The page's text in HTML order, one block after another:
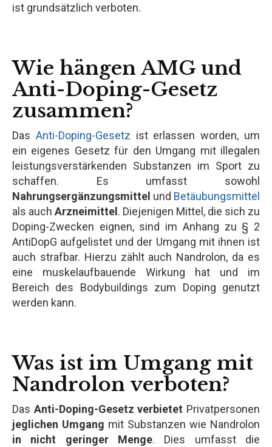
ist grundsätzlich verboten.
Wie hängen AMG und
Anti-Doping-Gesetz
zusammen?
Das Anti-Doping-Gesetz ist erlassen worden, um
ein eigenes Gesetz für den Umgang mit illegalen
leistungsverstärkenden Substanzen im Sport zu
schaffen. Es umfasst sowohl
Nahrungsergänzungsmittel und Betäubungsmittel
als auch Arzneimittel. Diejenigen Mittel, die sich zu
Doping-Zwecken eignen, sind im Anhang zu § 2
AntiDopG aufgelistet und der Umgang mit ihnen ist
auch strafbar. Hierzu zählt auch Nandrolon, da es
eine muskelaufbauende Wirkung hat und im
Bereich des Bodybuildings zum Doping genutzt
werden kann.
Was ist im Umgang mit
Nandrolon verboten?
Das Anti-Doping-Gesetz verbietet Privatpersonen
jeglichen Umgang mit Substanzen wie Nandrolon
in nicht geringer Menge. Dies umfasst die